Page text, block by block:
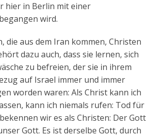
hier in Berlin mit einer
wird.
die aus dem Iran kommen, Christen
dazu auch, dass sie lernen, sich
zu befreien, der sie in ihrem
auf Israel immer und immer
worden waren: Als Christ kann ich
kann ich niemals rufen: Tod für
wir es als Christen: Der Gott
Gott. Es ist derselbe Gott, durch